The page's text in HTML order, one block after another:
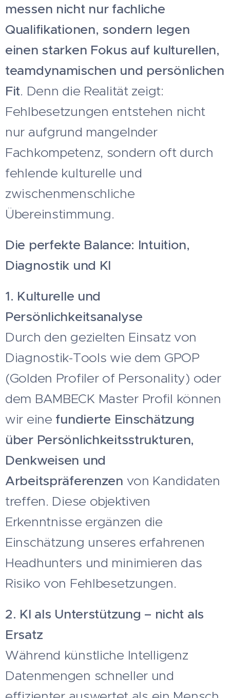
messen nicht nur fachliche
Qualifikationen, sondern legen
einen starken Fokus auf kulturellen,
teamdynamischen und persönlichen
Fit. Denn die Realität zeigt:
Fehlbesetzungen entstehen nicht
nur aufgrund mangelnder
Fachkompetenz, sondern oft durch
fehlende kulturelle und
zwischenmenschliche
Übereinstimmung.
Die perfekte Balance: Intuition,
Diagnostik und KI
1. Kulturelle und
Persönlichkeitsanalyse
Durch den gezielten Einsatz von
Diagnostik-Tools wie dem GPOP
(Golden Profiler of Personality) oder
dem BAMBECK Master Profil können
wir eine fundierte Einschätzung
über Persönlichkeitsstrukturen,
Denkweisen und
Arbeitspräferenzen von Kandidaten
treffen. Diese objektiven
Erkenntnisse ergänzen die
Einschätzung unseres erfahrenen
Headhunters und minimieren das
Risiko von Fehlbesetzungen.
2. KI als Unterstützung – nicht als
Ersatz
Während künstliche Intelligenz
Datenmengen schneller und